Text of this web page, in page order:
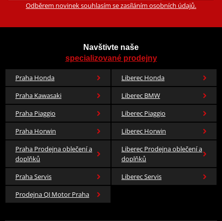
Odběrem novinek souhlasím se zasíláním osobních údajů.
Navštivte naše
specializované prodejny
Praha Honda
Liberec Honda
Praha Kawasaki
Liberec BMW
Praha Piaggio
Liberec Piaggio
Praha Horwin
Liberec Horwin
Praha Prodejna oblečení a
doplňků
Liberec Prodejna oblečení a
doplňků
Praha Servis
Liberec Servis
Prodejna QJ Motor Praha